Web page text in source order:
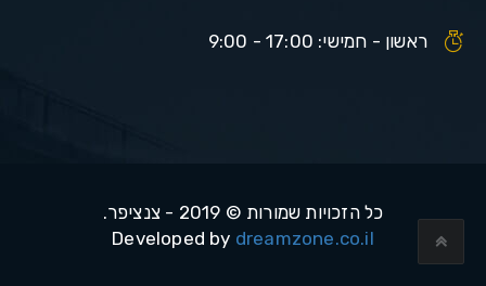
ראשון - חמישי: 17:00 - 9:00
כל הזכויות שמורות © 2019 - צנציפר.
Developed by dreamzone.co.il